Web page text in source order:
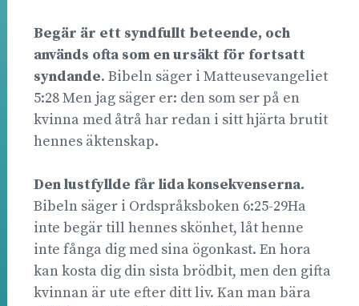
Begär är ett syndfullt beteende, och
används ofta som en ursäkt för fortsatt
syndande. Bibeln säger i Matteusevangeliet
5:28 Men jag säger er: den som ser på en
kvinna med åtrå har redan i sitt hjärta brutit
hennes äktenskap.
Den lustfyllde får lida konsekvenserna.
Bibeln säger i Ordspråksboken 6:25-29Ha
inte begär till hennes skönhet, låt henne
inte fånga dig med sina ögonkast. En hora
kan kosta dig din sista brödbit, men den gifta
kvinnan är ute efter ditt liv. Kan man bära